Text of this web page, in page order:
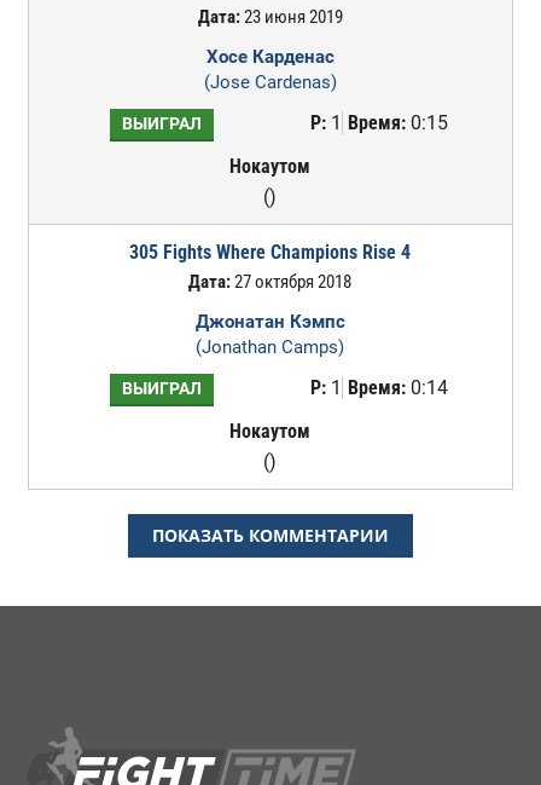
Дата:23 июня 2019
Хосе Карденас
(Jose Cardenas)
ВЫИГРАЛ Р:1 Время:0:15
Нокаутом
()
305 Fights Where Champions Rise 4
Дата:27 октября 2018
Джонатан Кэмпс
(Jonathan Camps)
ВЫИГРАЛ Р:1 Время:0:14
Нокаутом
()
ПОКАЗАТЬ КОММЕНТАРИИ